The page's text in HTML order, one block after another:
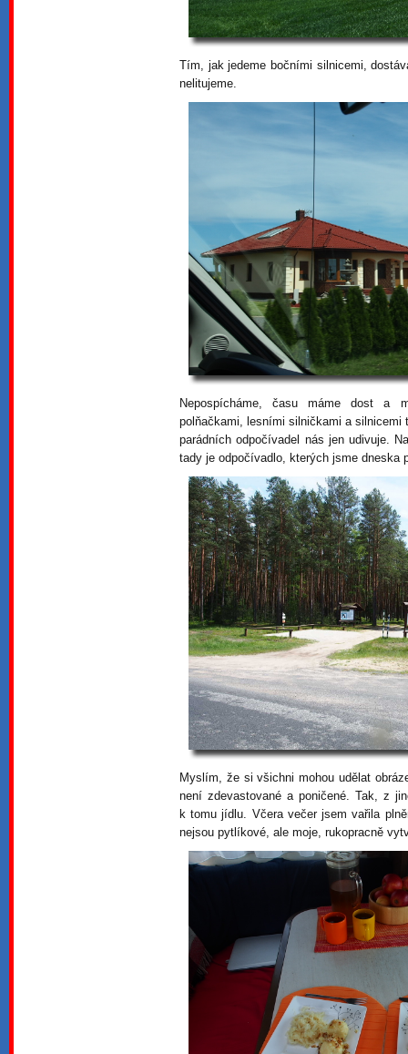
Tím, jak jedeme bočními silnicemi,
nelitujeme.
Nepospícháme, času máme dost a
polňačkami, lesními silničkami a
parádních odpočívadel nás jen udivuje.
tady je odpočívadlo, kterých jsme dneska
Myslím, že si všichni mohou udělat
není zdevastované a poničené. Tak, z
k tomu jídlu. Včera večer jsem vařila
nejsou pytlíkové, ale moje, rukopracně